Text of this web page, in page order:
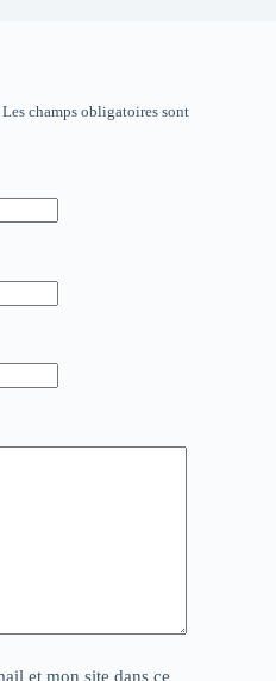
Les champs obligatoires sont
et mon site dans ce